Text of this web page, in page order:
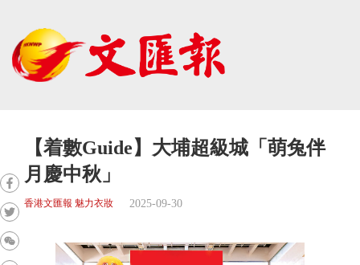
【着數Guide】大埔超級城「萌兔伴
月慶中秋」
香港文匯報 魅力衣妝 2025-09-30